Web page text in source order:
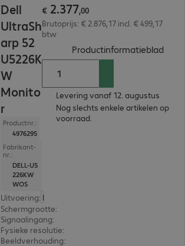
Dell
UltraSh
arp 52
U5226K
W
Monito
r
Productnr.:
4976295
Fabrikant-
nr.:
DELL-U5
226KW
WOS
Uitvoering: Duitsland
Schermgrootte:
Signaalingang:
Fysieke resolutie:
Beeldverhouding:
€ 2.377,00
Brutoprijs: € 2.876,17 incl. € 499,17
btw
Productinformatieblad
Levering vanaf 12. augustus
Nog slechts enkele artikelen op
voorraad.